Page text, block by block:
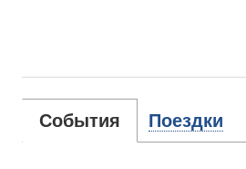
События Поездки